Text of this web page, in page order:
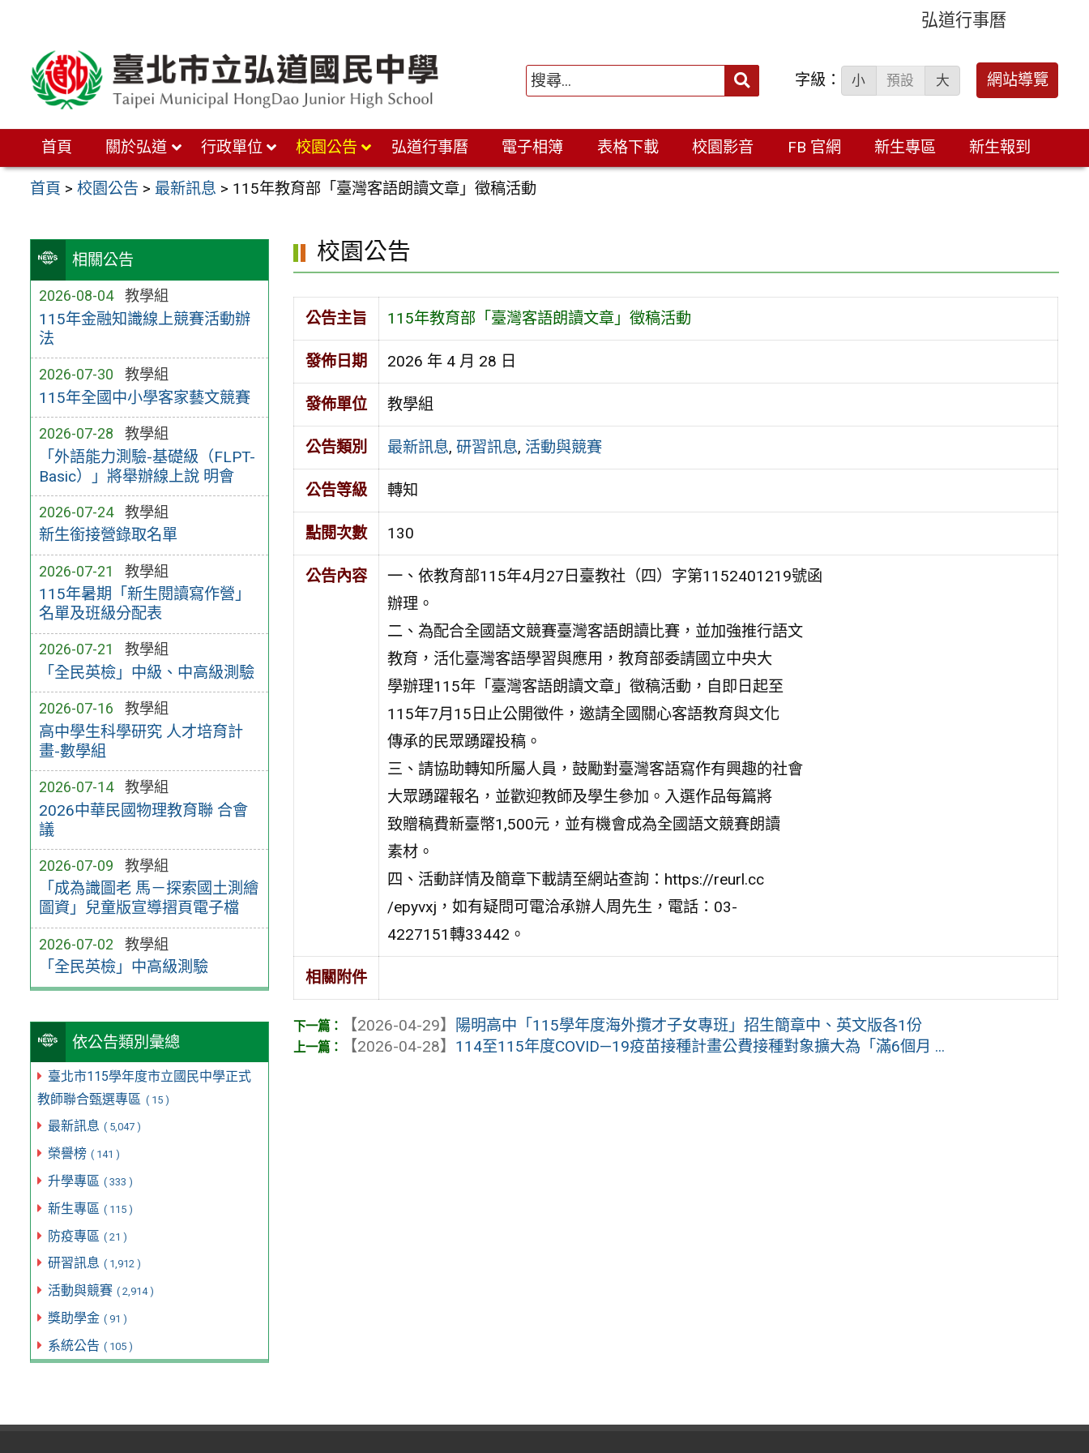
弘道行事曆
搜
字級： 小 預設 大 網站導覽
首頁 關於弘道 行政單位 校園公告 弘道行事曆 電子相簿 表格下載 校園影音 FB 官網 新生專區 新生報到
首頁 >校園公告 > 最新訊息 > 115年教育部「臺灣客語朗讀文章」徵稿活動
相關公告
2026-08-04 教學組
115年金融知識線上競賽活動辦
法
2026-07-30 教學組
115年全國中小學客家藝文競賽
2026-07-28 教學組
「外語能力測驗-基礎級（FLPT-
Basic）」將舉辦線上說 明會
2026-07-24 教學組
新生銜接營錄取名單
2026-07-21 教學組
115年暑期「新生閱讀寫作營」
名單及班級分配表
2026-07-21 教學組
「全民英檢」中級、中高級測驗
2026-07-16 教學組
高中學生科學研究 人才培育計
畫-數學組
2026-07-14 教學組
2026中華民國物理教育聯 合會
議
2026-07-09 教學組
「成為識圖老 馬－探索國土測繪
圖資」兒童版宣導摺頁電子檔
2026-07-02 教學組
「全民英檢」中高級測驗
依公告類別彙總
臺北市115學年度市立國民中學正式
教師聯合甄選專區 ( 15 )
最新訊息 ( 5,047 )
榮譽榜 ( 141 )
升學專區 ( 333 )
新生專區 ( 115 )
防疫專區 ( 21 )
研習訊息 ( 1,912 )
活動與競賽 ( 2,914 )
獎助學金 ( 91 )
系統公告 ( 105 )
校園公告
公告主旨 115年教育部「臺灣客語朗讀文章」徵稿活動
發佈日期 2026 年 4 月 28 日
發佈單位 教學組
公告類別 最新訊息, 研習訊息, 活動與競賽
公告等級 轉知
點閱次數 130
公告內容
一、依教育部115年4月27日臺教社（四）字第1152401219號函
辦理。
二、為配合全國語文競賽臺灣客語朗讀比賽，並加強推行語文
教育，活化臺灣客語學習與應用，教育部委請國立中央大
學辦理115年「臺灣客語朗讀文章」徵稿活動，自即日起至
115年7月15日止公開徵件，邀請全國關心客語教育與文化
傳承的民眾踴躍投稿。
三、請協助轉知所屬人員，鼓勵對臺灣客語寫作有興趣的社會
大眾踴躍報名，並歡迎教師及學生參加。入選作品每篇將
致贈稿費新臺幣1,500元，並有機會成為全國語文競賽朗讀
素材。
四、活動詳情及簡章下載請至網站查詢：https://reurl.cc
/epyvxj，如有疑問可電洽承辦人周先生，電話：03-
4227151轉33442。
相關附件
【2026-04-29】
陽明高中「115學年度海外攬才子女專班」招生簡章中、英文版各1份
【2026-04-28】 114至115年度COVID—19疫苗接種計畫公費接種對象擴大為「滿6個月 ...